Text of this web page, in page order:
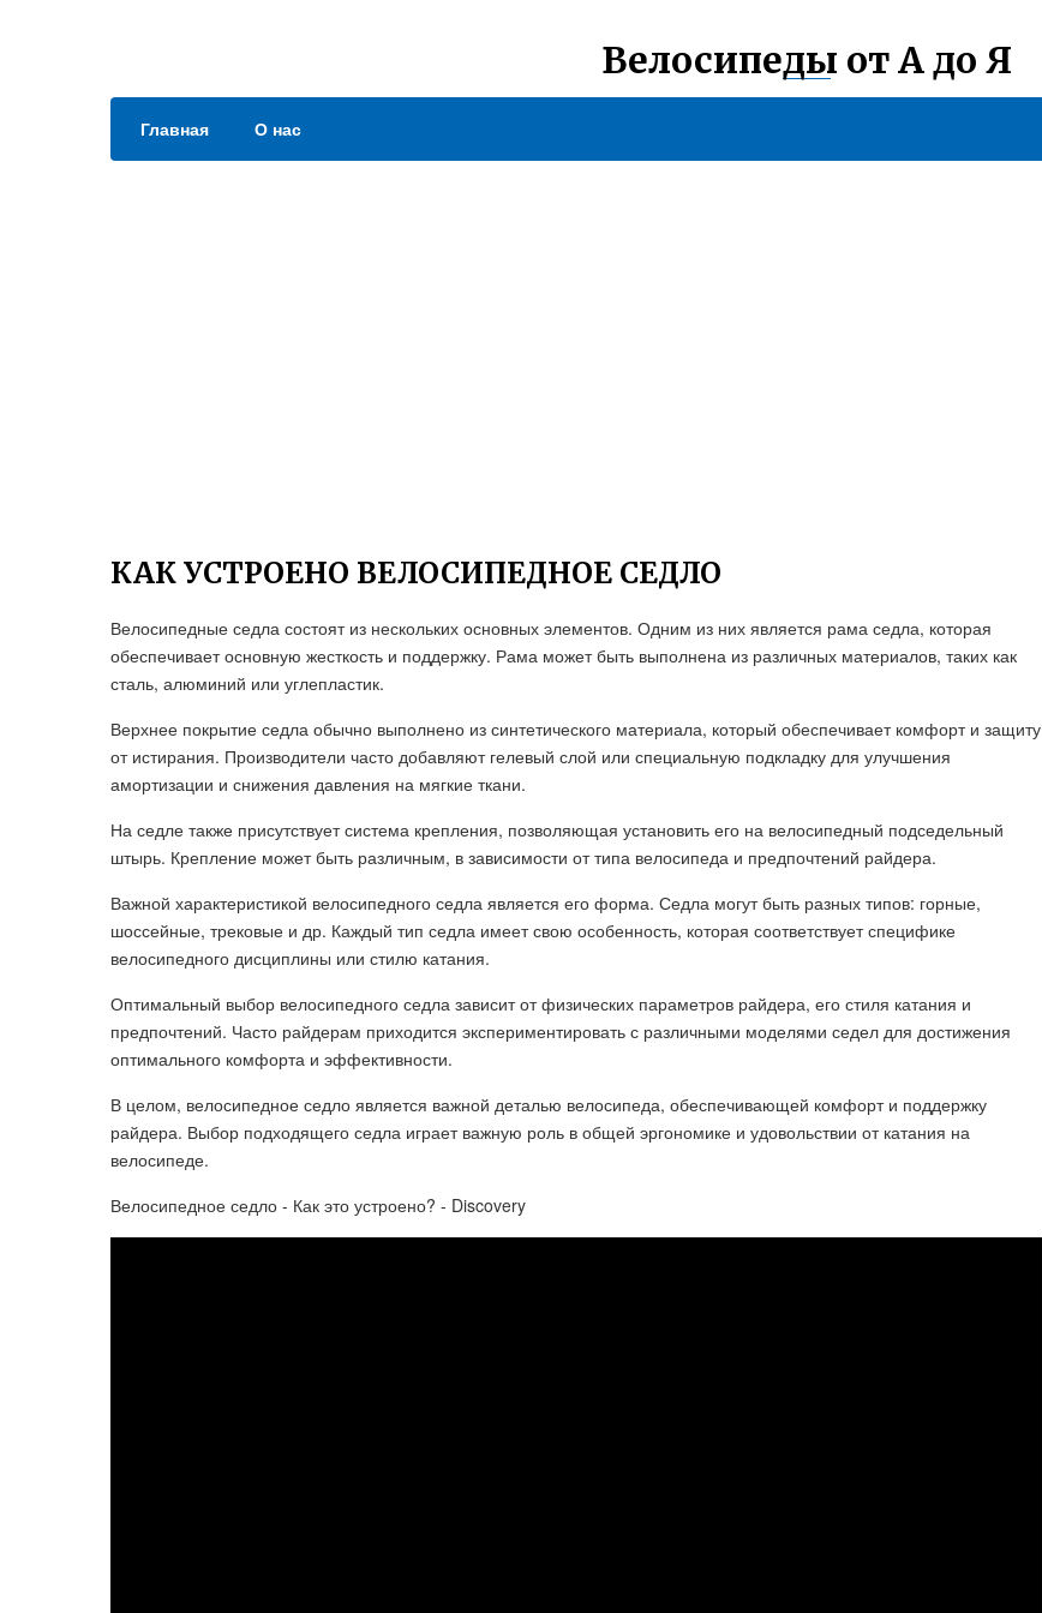
Велосипеды от А до Я
Главная О нас
КАК УСТРОЕНО ВЕЛОСИПЕДНОЕ СЕДЛО
Велосипедные седла состоят из нескольких основных элементов. Одним из них является рама седла, которая
обеспечивает основную жесткость и поддержку. Рама может быть выполнена из различных материалов, таких как
сталь, алюминий или углепластик.
Верхнее покрытие седла обычно выполнено из синтетического материала, который обеспечивает комфорт и защиту
от истирания. Производители часто добавляют гелевый слой или специальную подкладку для улучшения
амортизации и снижения давления на мягкие ткани.
На седле также присутствует система крепления, позволяющая установить его на велосипедный подседельный
штырь. Крепление может быть различным, в зависимости от типа велосипеда и предпочтений райдера.
Важной характеристикой велосипедного седла является его форма. Седла могут быть разных типов: горные,
шоссейные, трековые и др. Каждый тип седла имеет свою особенность, которая соответствует специфике
велосипедного дисциплины или стилю катания.
Оптимальный выбор велосипедного седла зависит от физических параметров райдера, его стиля катания и
предпочтений. Часто райдерам приходится экспериментировать с различными моделями седел для достижения
оптимального комфорта и эффективности.
В целом, велосипедное седло является важной деталью велосипеда, обеспечивающей комфорт и поддержку
райдера. Выбор подходящего седла играет важную роль в общей эргономике и удовольствии от катания на
велосипеде.
Велосипедное седло - Как это устроено? - Discovery